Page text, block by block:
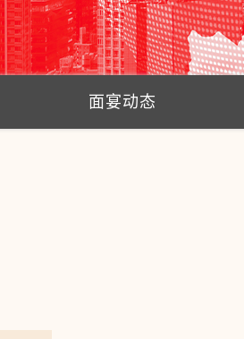
面宴动态